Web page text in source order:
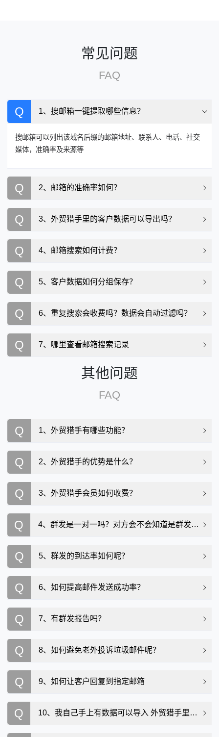
常见问题
FAQ
Q 1、搜邮箱一键提取哪些信息？
搜邮箱可以列出该域名后缀的邮箱地址、联系人、电话、社交
媒体，准确率及来源等
Q 2、邮箱的准确率如何？
Q 3、外贸猎手里的客户数据可以导出吗？
Q 4、邮箱搜索如何计费？
Q 5、客户数据如何分组保存？
Q 6、重复搜索会收费吗？数据会自动过滤吗？
Q 7、哪里查看邮箱搜索记录
其他问题
FAQ
Q 1、外贸猎手有哪些功能？
Q 2、外贸猎手的优势是什么？
Q 3、外贸猎手会员如何收费？
Q 4、群发是一对一吗？对方会不会知道是群发呢？
Q 5、群发的到达率如何呢？
Q 6、如何提高邮件发送成功率？
Q 7、有群发报告吗？
Q 8、如何避免老外投诉垃圾邮件呢？
Q 9、如何让客户回复到指定邮箱
Q 10、我自己手上有数据可以导入 外贸猎手里群发吗？